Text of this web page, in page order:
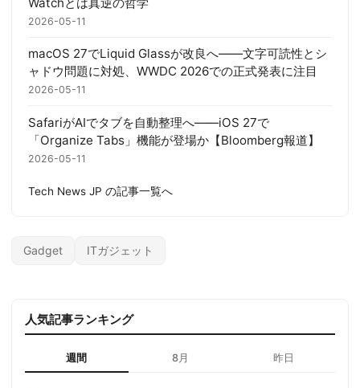
2026-05-11
macOS 27でLiquid Glassが改良へ——文字可読性とシ
ャドウ問題に対処、WWDC 2026での正式発表に注目
2026-05-11
SafariがAIでタブを自動整理へ——iOS 27で
「Organize Tabs」機能が登場か【Bloomberg報道】
2026-05-11
Tech News JP の記事一覧へ
Gadget ITガジェット
人気記事ランキング
週間 8月 昨日